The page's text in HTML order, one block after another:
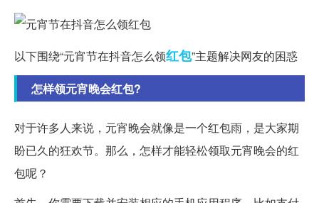
以下围绕“元宵节在抖音怎么领红包”主题解决网友的困惑
怎样领元宵晚会红包?
对于许多人来说，元宵晚会就像是一个红包雨，是大家期
盼已久的狂欢节。那么，怎样才能轻松领取元宵晚会的红
包呢？